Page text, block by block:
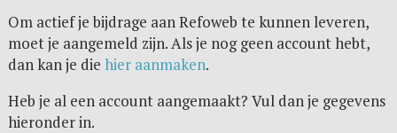
Om actief je bijdrage aan Refoweb te kunnen leveren,
moet je aangemeld zijn. Als je nog geen account hebt,
dan kan je die hier aanmaken.
Heb je al een account aangemaakt? Vul dan je gegevens
hieronder in.